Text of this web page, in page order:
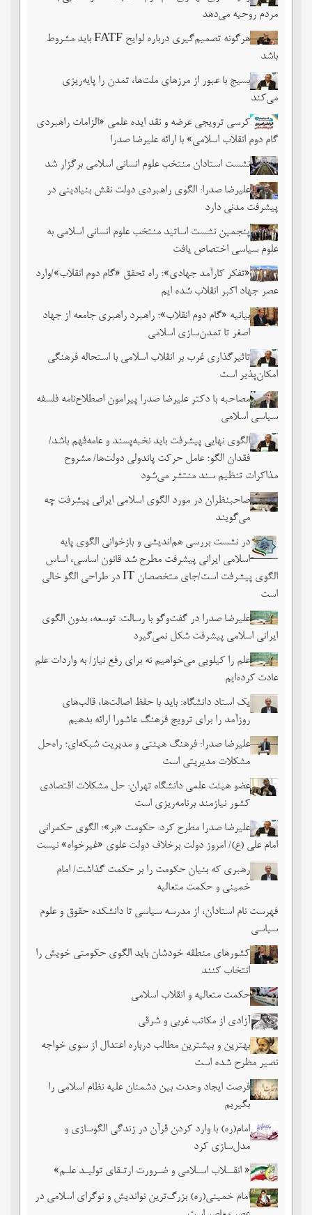
مردم روحیه می‌دهد
هرگونه تصمیم‌گیری درباره لوایح FATF باید مشروط
باشد
بسیج با عبور از مرزهای ملت‌‌ها، تمدن را پایه‌ریزی
می‌کند
کرسی ترویجی عرضه و نقد ایده علمی «الزامات راهبردی
گام دوم انقلاب اسلامی» با ارائه علیرضا صدرا
نشست استادان منتخب علوم انسانی اسلامی برگزار شد
علیرضا صدرا: الگوی راهبردی دولت نقش بنیادینی در
پیشرفت مدنی دارد
پنجمین نشست اساتید منتخب علوم انسانی اسلامی به
علوم سیاسی اختصاص یافت
«تفکر کارآمد جهادی»؛ راه تحقق «گام دوم انقلاب»/وارد
عصر جهاد اکبر انقلاب شده ایم
بیانیه «گام دوم انقلاب»؛ راهبرد راهبری جامعه از جهاد
اصغر تا تمدن‌سازی اسلامی
تاثیرگذاری غرب بر انقلاب اسلامی با استحاله فرهنگی
امکان‌پذیر است
مصاحبه با دکتر علیرضا صدرا پیرامون اصطلاح‌نامه فلسفه
سیاسی اسلامی
الگوی نهایی پیشرفت باید نخبه‌پسند و عامه‌فهم باشد/
فقدان الگو؛ عامل حرکت پاندولی دولت‌ها/ مشروح
مذاکرات تنظیم سند منتشر می‌شود
صاحبنظران در مورد الگوی اسلامی ایرانی پیشرفت چه
می‌گویند
در نشست بررسی هم‌اندیشی و بازخوانی الگوی پایه
اسلامی ایرانی پیشرفت مطرح شد قانون اساسی، اساس
الگوی پیشرفت است/جای متخصصان IT در طراحی الگو خالی
است
علیرضا صدرا در گفت‌وگو با رسالت: توسعه، بدون الگوی
ایرانی اسلامی پیشرفت شکل نمی‌گیرد
علم را کیلویی می‌خواهیم نه برای رفع نیاز/ به واردات علم
عادت کرده‌ایم
یک استاد دانشگاه: باید با حفظ اصالت‌ها، قالب‌های
روزآمد را برای ترویج فرهنگ عاشورا ارائه بدهیم
علیرضا صدرا: فرهنگ هیئتی و مدیریت شبکه‌ای؛ راه‌حل
مشکلات مدیریتی است
عضو هیئت علمی دانشگاه تهران: حل مشکلات اقتصادی
کشور نیازمند برنامه‌ریزی است
علیرضا صدرا مطرح کرد: حکومت «بر»؛ الگوی حکمرانی
امام علی (ع)/ امروز دولت برخلاف دولت علوی «غیرخواه» نیست
رهبری که بنیان حکومت را بر حکمت گذاشت/ امام
خمینی و حکمت متعالیه
فهرست نام استادان، از مدرسه سیاسی تا دانشکده حقوق و علوم
سیاسی
کشورهای منطقه خودشان باید الگوی حکومتی خویش را
انتخاب کنند
حکمت متعالیه و انقلاب اسلامی
آزادی از مکاتب غربی و شرقی
بهترین و بیشترین مطالب درباره اعتدال از سوی خواجه
نصیر مطرح شده است
فرصت ایجاد وحدت بین دشمنان علیه نظام اسلامی را
بگیریم
امام(ره) با وارد کردن قرآن در زندگی الگوسازی و
مدل‌سازی کرد
« انقــلاب اسـلامی و ضـرورت ارتـقای تولیـد علـم»
امام خمینی(ره) بزرگ‌ترین نواندیش و نوگرای اسلامی در